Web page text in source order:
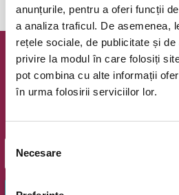
anunțurile, pentru a oferi funcții
a analiza traficul. De asemenea,
rețele sociale, de publicitate și
privire la modul în care folosiți
pot combina cu alte informații
în urma folosirii serviciilor lor.
Selecția
consimțământului
Necesare
Newsletter
Oferte exclusive si o editie
OK